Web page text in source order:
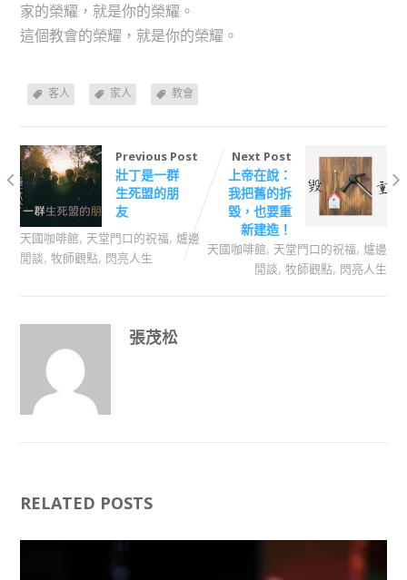
家的榮耀，就是你的榮耀。
這個教會的榮耀，就是你的榮耀。
客人 家人 教會
Previous Post
壯丁是一群
生死盟的朋
友
天國咖啡館, 天堂門口的祝福, 爐邊
閒談, 牧師觀點, 閃亮人生
Next Post
上帝在說：
我把舊的拆
毀，也要重
新建造！
天國咖啡館, 天堂門口的祝福,爐邊
閒談,牧師觀點, 閃亮人生
張茂松
RELATED POSTS